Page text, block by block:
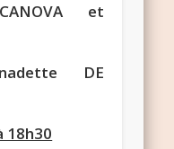
et
DE
18h30